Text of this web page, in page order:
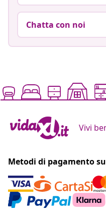
Chatta con noi
Vivi
Metodi di pagamento